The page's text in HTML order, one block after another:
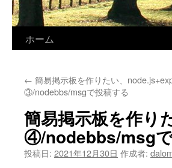
ホーム
← 簡易掲示板を作りたい、
③/nodebbs/msgで投稿する
簡易掲示板を作
④/nodebbs/msg
投稿日: 2021年12月30日 作成者: